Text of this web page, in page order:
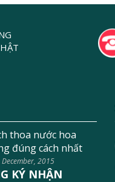
thoa nước hoa
đúng cách nhất
December, 2015
KÝ NHẬN